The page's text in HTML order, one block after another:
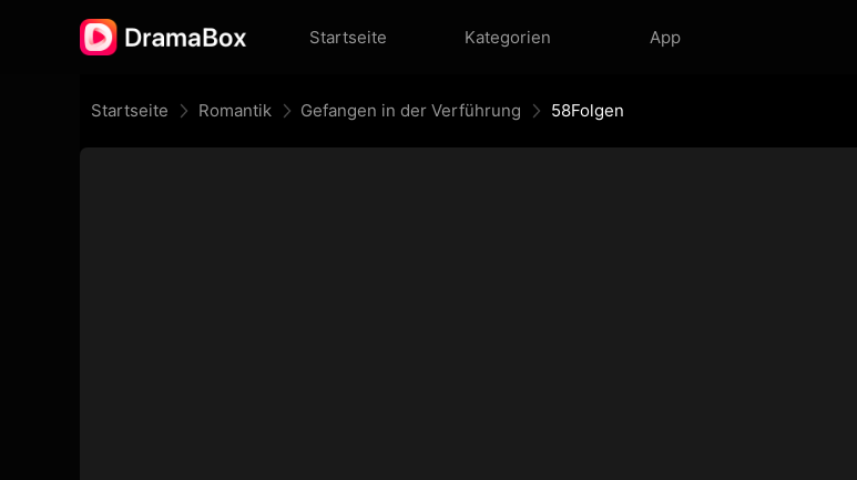
Startseite Kategorien App
Startseite Romantik Gefangen in der Verführung 58Folgen